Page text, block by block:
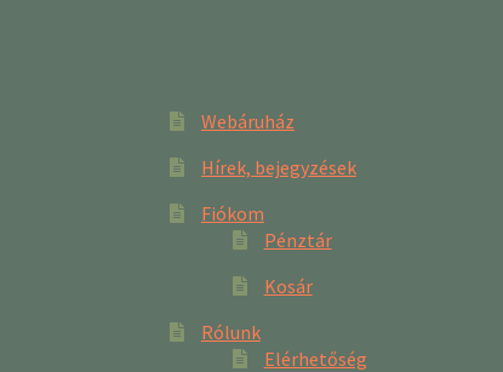
Webáruház
Hírek, bejegyzések
Fiókom
Pénztár
Kosár
Rólunk
Elérhetőség